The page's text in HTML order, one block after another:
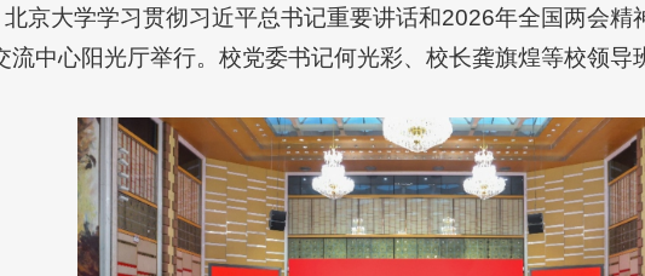
京大学学习贯彻习近平总书记重要讲话和2026年全国两会
流中心阳光厅举行。校党委书记何光彩、校长龚旗煌等校领